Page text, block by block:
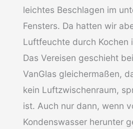
leichtes Beschlagen im
Fensters. Da hatten wir
Luftfeuchte durch Kochen
Das Vereisen geschieht
VanGlas gleichermaßen,
kein Luftzwischenraum,
ist. Auch nur dann, wenn
Kondenswasser herunter